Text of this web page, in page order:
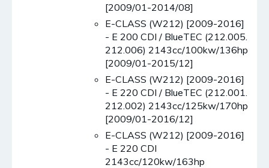
[2009/01-2014/08]
E-CLASS (W212) [2009-2016]
- E 200 CDI / BlueTEC (212.005.
212.006) 2143cc/100kw/136hp
[2009/01-2015/12]
E-CLASS (W212) [2009-2016]
- E 220 CDI / BlueTEC (212.001.
212.002) 2143cc/125kw/170hp
[2009/01-2016/12]
E-CLASS (W212) [2009-2016]
- E 220 CDI
2143cc/120kw/163hp